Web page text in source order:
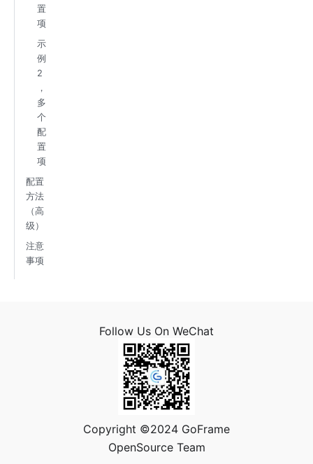
置
项
示
例
2
，
多
个
配
置
项
配置
方法
（高
级）
注意
事项
Follow Us On WeChat
Copyright ©2024 GoFrame
OpenSource Team